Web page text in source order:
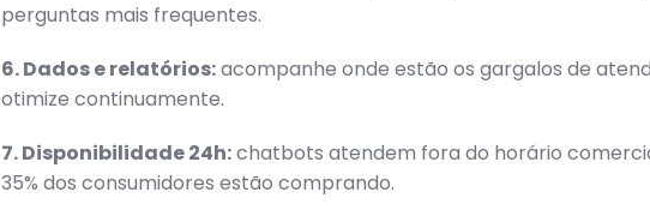
perguntas mais frequentes.
6. Dados e relatórios:acompanhe onde estão os gargalos de
otimize continuamente.
7. Disponibilidade 24h:chatbots atendem fora do horário
35% dos consumidores estão comprando.